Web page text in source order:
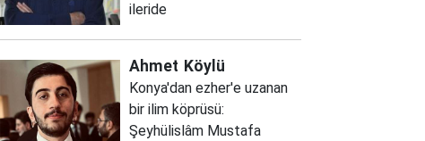
ileride
Ahmet Köylü
Konya'dan ezher'e uzanan
bir ilim köprüsü:
Şeyhülislâm Mustafa